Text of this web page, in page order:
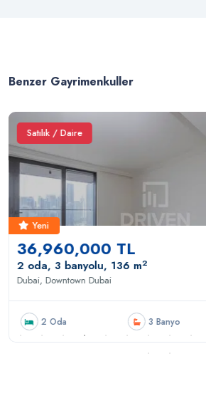
Benzer Gayrimenkuller
136 m2
Satılık / Daire
Yeni
19,360,000 TL
1 oda, 1 banyolu, 72 m
Dubai, Downtown Dubai